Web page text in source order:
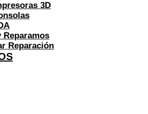
3D
Reparamos
Reparación